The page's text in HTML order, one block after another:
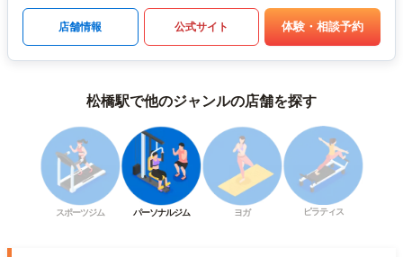
店舗情報 公式サイト 体験・相談予約
松橋駅で他のジャンルの店舗を探す
スポーツジム パーソナルジム ヨガ ピラティス